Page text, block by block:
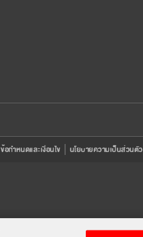
ข้อกำหนดและเงื่อนไข นโยบายความเป็นส่วนตัว